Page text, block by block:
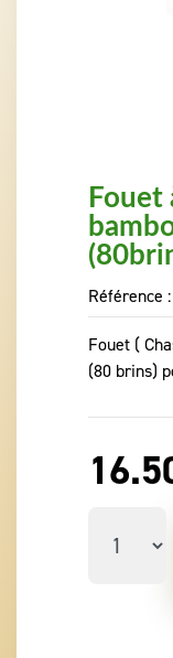
Fouet
Référence :
Fouet (
(80 brins)